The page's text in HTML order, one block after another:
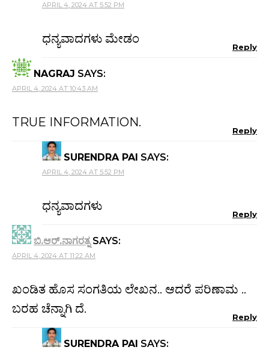
APRIL 4, 2024 AT 5:52 PM
ಧನ್ಯವಾದಗಳು ಮೇಡಂ
Reply
NAGRAJ SAYS:
APRIL 4, 2024 AT 10:43 AM
TRUE INFORMATION.
Reply
SURENDRA PAI SAYS:
APRIL 4, 2024 AT 5:52 PM
ಧನ್ಯವಾದಗಳು
Reply
ಬಿ.ಆರ್.ನಾಗರತ್ನ SAYS:
APRIL 4, 2024 AT 11:22 AM
ಖಂಡಿತ ಹೊಸ ಸಂಗತಿಯ ಲೇಖನ.. ಆದರೆ ಪರಿಣಾಮ ..
ಬರಹ ಚೆನ್ನಾಗಿ ದೆ.
Reply
SURENDRA PAI SAYS: